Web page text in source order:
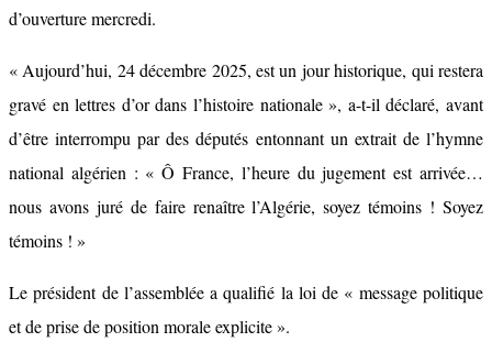
d’ouverture mercredi.
« Aujourd’hui, 24 décembre 2025, est un jour historique, qui restera
gravé en lettres d’or dans l’histoire nationale », a-t-il déclaré, avant
d’être interrompu par des députés entonnant un extrait de l’hymne
national algérien : « Ô France, l’heure du jugement est arrivée…
nous avons juré de faire renaître l’Algérie, soyez témoins ! Soyez
témoins ! »
Le président de l’assemblée a qualifié la loi de « message politique
et de prise de position morale explicite ».